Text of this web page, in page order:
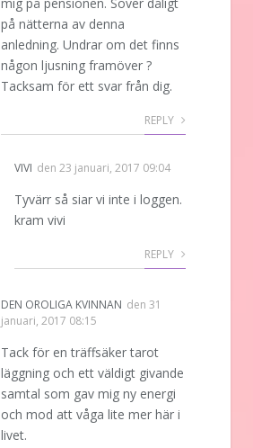
på nätterna av denna
anledning. Undrar om det finns
någon ljusning framöver ?
Tacksam för ett svar från dig.
REPLY
VIVI den 23 januari, 2017 09:04
Tyvärr så siar vi inte i loggen.
kram vivi
REPLY
DEN OROLIGA KVINNAN den 31
januari, 2017 08:15
Tack för en träffsäker tarot
läggning och ett väldigt givande
samtal som gav mig ny energi
och mod att våga lite mer här i
livet.